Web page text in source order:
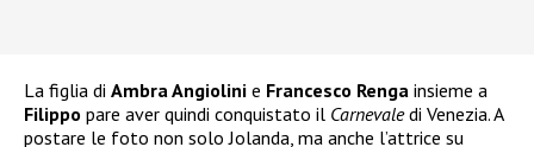
La figlia di Ambra Angiolini e Francesco Renga insieme a
Filippo pare aver quindi conquistato il Carnevaledi Venezia. A
postare le foto non solo Jolanda, ma anche l’attrice su